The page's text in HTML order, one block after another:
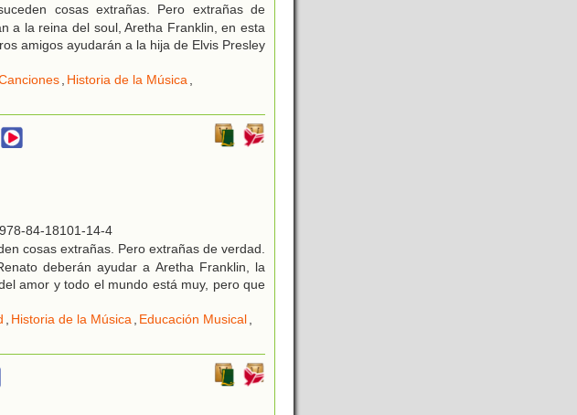
cosas extrañas. Pero extrañas de
a la reina del soul, Aretha Franklin, en esta
amigos ayudarán a la hija de Elvis Presley
, Historia de la Música,
978-84-18101-14-4
cosas extrañas. Pero extrañas de verdad.
deberán ayudar a Aretha Franklin, la
amor y todo el mundo está muy, pero que
, Historia de la Música, Educación Musical,